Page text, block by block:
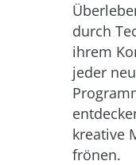
durch
ihrem
jeder
kreative
frönen.